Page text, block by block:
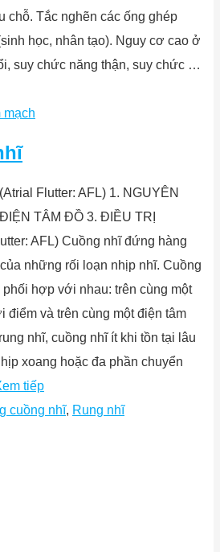
chỗ. Tắc nghẽn các ống ghép
học, nhân tạo). Nguy cơ cao ở
suy chức năng thận, suy chức …
mạch
Flutter: AFL) 1. NGUYÊN
TÂM ĐỒ 3. ĐIỀU TRỊ
AFL) Cuồng nhĩ đứng hàng
những rối loạn nhịp nhĩ. Cuồng
hợp với nhau: trên cùng một
điểm và trên cùng một điện tâm
nhĩ, cuồng nhĩ ít khi tồn tại lâu
xoang hoặc đa phần chuyển
tiếp
cuồng nhĩ, Rung nhĩ